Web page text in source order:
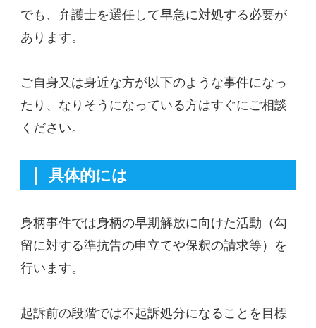
でも、弁護士を選任して早急に対処する必要が
あります。
ご自身又は身近な方が以下のような事件になっ
たり、なりそうになっている方はすぐにご相談
ください。
具体的には
身柄事件では身柄の早期解放に向けた活動（勾
留に対する準抗告の申立てや保釈の請求等）を
行います。
起訴前の段階では不起訴処分になることを目標